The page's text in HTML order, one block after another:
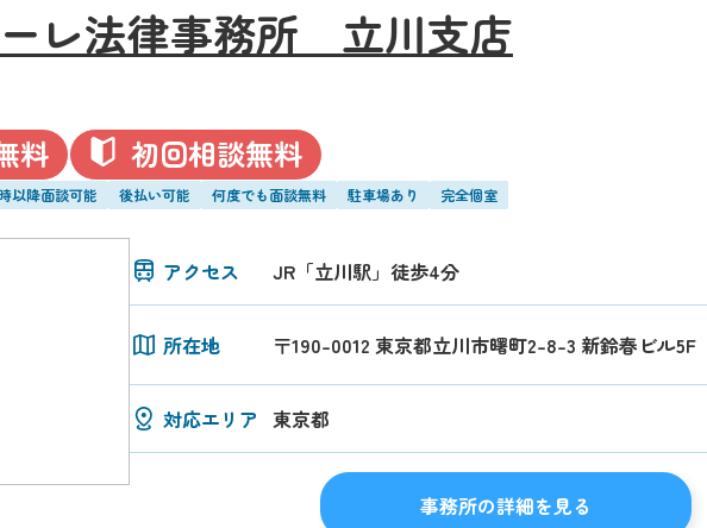
レ法律事務所 立川支店
料 初回相談無料
以降面談可能 後払い可能 何度でも面談無料 駐車場あり 完全個室
アクセス JR「立川駅」徒歩4分
所在地 〒190-0012 東京都立川市曙町2-8-3 新鈴春ビル5F
対応エリア 東京都
事務所の詳細を見る